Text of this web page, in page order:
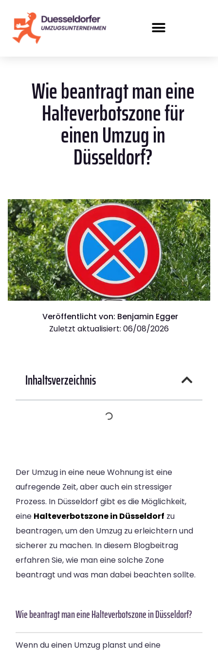
Wie beantragt man eine
Halteverbotszone für
einen Umzug in
Düsseldorf?
Veröffentlicht von: Benjamin Egger
Zuletzt aktualisiert: 06/08/2026
Inhaltsverzeichnis
Der Umzug in eine neue Wohnung ist eine
aufregende Zeit, aber auch ein stressiger
Prozess. In Düsseldorf gibt es die Möglichkeit,
eine Halteverbotszone in Düsseldorf zu
beantragen, um den Umzug zu erleichtern und
sicherer zu machen. In diesem Blogbeitrag
erfahren Sie, wie man eine solche Zone
beantragt und was man dabei beachten sollte.
Wie beantragt man eine Halteverbotszone in Düsseldorf?
Wenn du einen Umzug planst und eine